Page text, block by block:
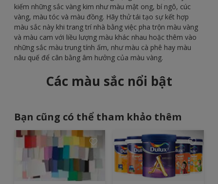
kiếm những sắc vàng kim như màu mật ong, bí ngô, cúc
vàng, màu tóc và màu đồng. Hãy thử tái tạo sự kết hợp
màu sắc này khi trang trí nhà bằng việc pha trộn màu vàng
và màu cam với liều lượng màu khác nhau hoặc thêm vào
những sắc màu trung tính ấm, như màu cà phê hay màu
nâu quế để cân bằng âm hưởng của màu vàng.
Các màu sắc nổi bật
Bạn cũng có thể tham khảo thêm